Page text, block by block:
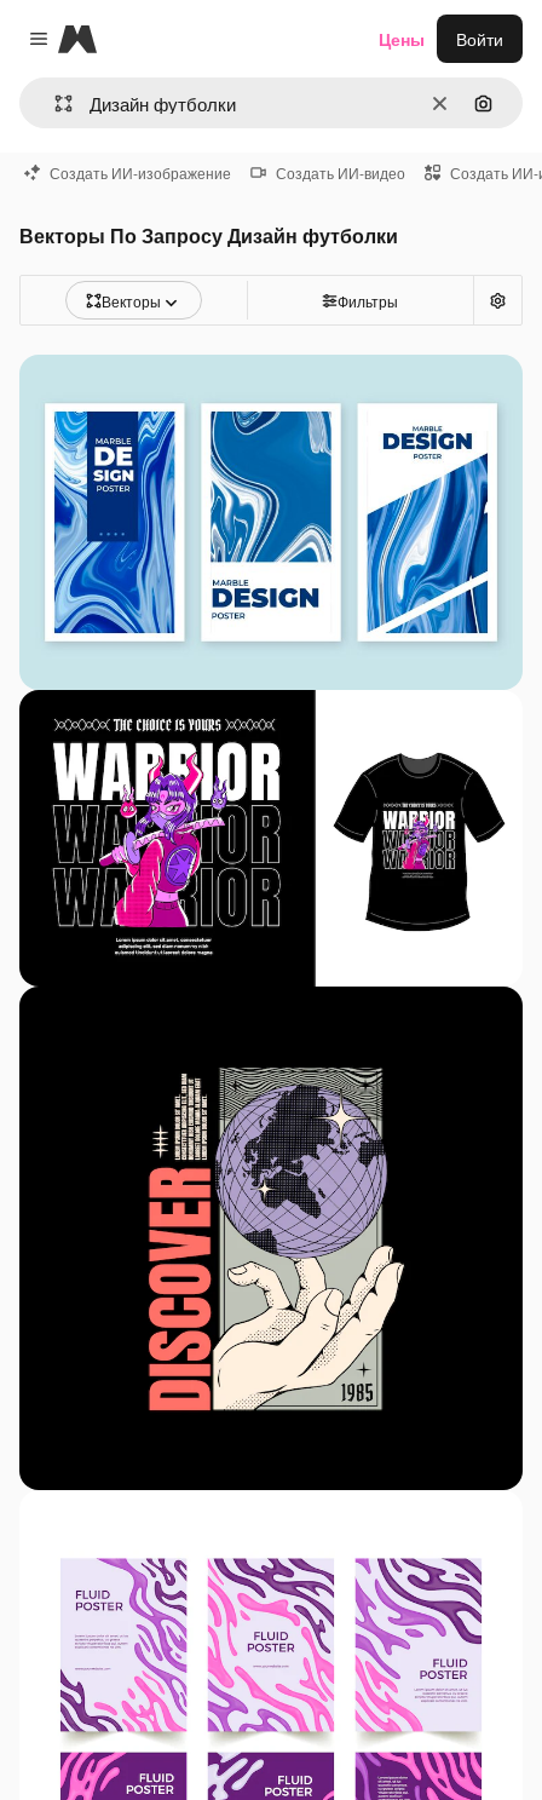
Close menu
Magnific
ОчиститьПоиск
Цены Войти
Создать ИИ-изображение Создать ИИ-видео Создать ИИ-
Векторы По Запросу Дизайн футболки
Векторы Фильтры